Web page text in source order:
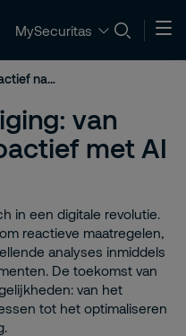
MySecuritas
Toekomst beveiliging: van reactief naar proactief met AI en data
van
met AI
in een digitale revolutie.
reactieve maatregelen,
analyses inmiddels
De toekomst van
van het
tot het optimaliseren